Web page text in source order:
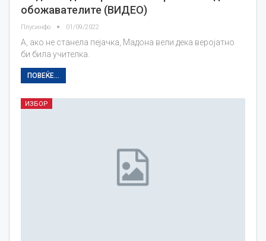
обожавателите (ВИДЕО)
Плусинфо 01/09/2022
А, ако не станела пејачка, Мадона вели дека веројатно
би била учителка.
ПОВЕЌЕ...
ИЗБОР